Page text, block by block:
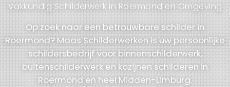
Vakkundig Schilderwerk in Roermond en Omgeving
Op zoek naar een betrouwbare schilder in
Roermond? Maas Schilderwerken is uw persoonlijke
schildersbedrijf voor binnenschilderwerk,
buitenschilderwerk en kozijnen schilderen in
Roermond en heel Midden-Limburg.